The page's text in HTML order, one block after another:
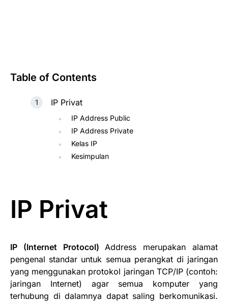
Table of Contents
IP Privat
IP Address Public
IP Address Private
Kelas IP
Kesimpulan
IP Privat
IP (Internet Protocol) Address merupakan alamat
pengenal standar untuk semua perangkat di jaringan
yang menggunakan protokol jaringan TCP/IP (contoh:
jaringan Internet) agar semua komputer yang
terhubung di dalamnya dapat saling berkomunikasi.